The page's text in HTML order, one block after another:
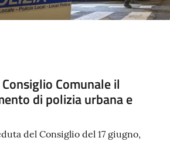
Comunale il
di polizia urbana e
del Consiglio del 17 giugno,